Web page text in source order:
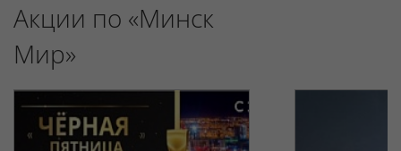
Акции по «Минск
Мир»